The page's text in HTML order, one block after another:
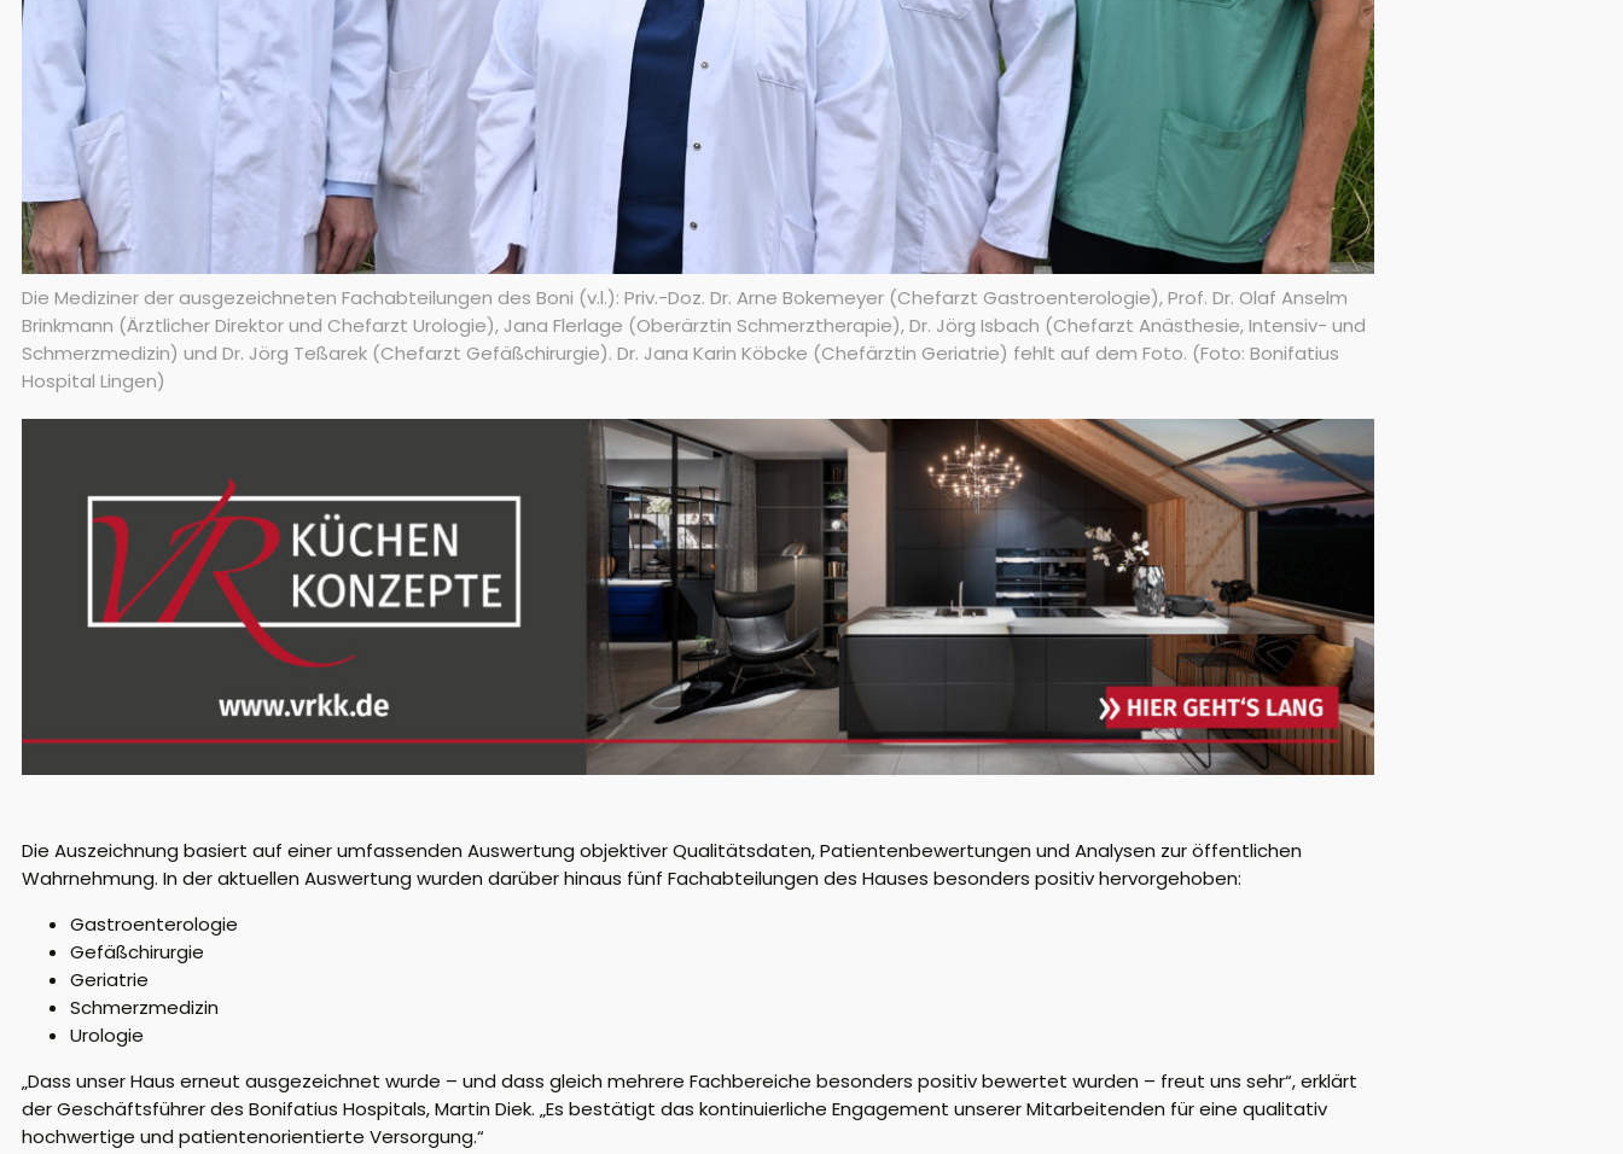
Die Mediziner der ausgezeichneten Fachabteilungen des Boni (v.l.): Priv.-Doz. Dr. Arne Bokemeyer (Chefarzt Gastroenterologie), Prof. Dr. Olaf Anselm
Brinkmann (Ärztlicher Direktor und Chefarzt Urologie), Jana Flerlage (Oberärztin Schmerztherapie), Dr. Jörg Isbach (Chefarzt Anästhesie, Intensiv- und
Schmerzmedizin) und Dr. Jörg Teßarek (Chefarzt Gefäßchirurgie). Dr. Jana Karin Köbcke (Chefärztin Geriatrie) fehlt auf dem Foto. (Foto: Bonifatius
Hospital Lingen)
Die Auszeichnung basiert auf einer umfassenden Auswertung objektiver Qualitätsdaten, Patientenbewertungen und Analysen zur öffentlichen
Wahrnehmung. In der aktuellen Auswertung wurden darüber hinaus fünf Fachabteilungen des Hauses besonders positiv hervorgehoben:
Gastroenterologie
Gefäßchirurgie
Geriatrie
Schmerzmedizin
Urologie
„Dass unser Haus erneut ausgezeichnet wurde – und dass gleich mehrere Fachbereiche besonders positiv bewertet wurden – freut uns sehr“, erklärt
der Geschäftsführer des Bonifatius Hospitals, Martin Diek. „Es bestätigt das kontinuierliche Engagement unserer Mitarbeitenden für eine qualitativ
hochwertige und patientenorientierte Versorgung.“